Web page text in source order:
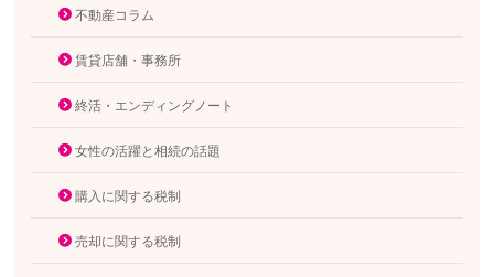
不動産コラム
賃貸店舗・事務所
終活・エンディングノート
女性の活躍と相続の話題
購入に関する税制
売却に関する税制